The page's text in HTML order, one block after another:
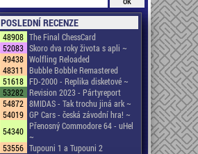
POSLEDNÍ RECENZE
48908 The Final ChessCard
52083 Skoro dva roky života s apli ~
49438 Wolfling Reloaded
48311
Bubble Bobble Remastered
51618 FD-2000 - Replika disketové ~
53282 Revision 2023 - Pártyreport
54872 8MIDAS - Tak trochu jiná ark ~
54019 GP Cars - česká závodní hra! ~
54340 Přenosný Commodore 64 - uHel
~
53556 Tupouni 1 a Tupouni 2